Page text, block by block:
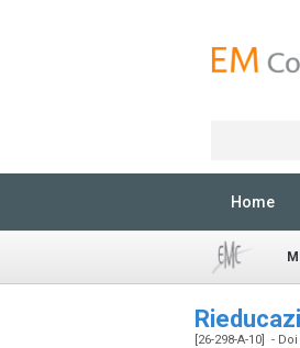
Home
[26-298-A-10] -